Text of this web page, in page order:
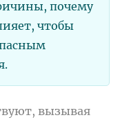
почему
чтобы
вызывая